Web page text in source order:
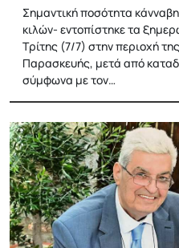
Σημαντική ποσότητα
κιλών- εντοπίστηκε τα
Τρίτης (7/7) στην περιοχή
Παρασκευής, μετά από
σύμφωνα με τον…